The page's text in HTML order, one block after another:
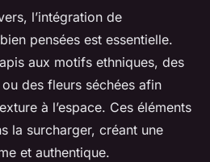
l’intégration de
pensées est essentielle.
aux motifs ethniques, des
des fleurs séchées afin
à l’espace. Ces éléments
la surcharger, créant une
et authentique.